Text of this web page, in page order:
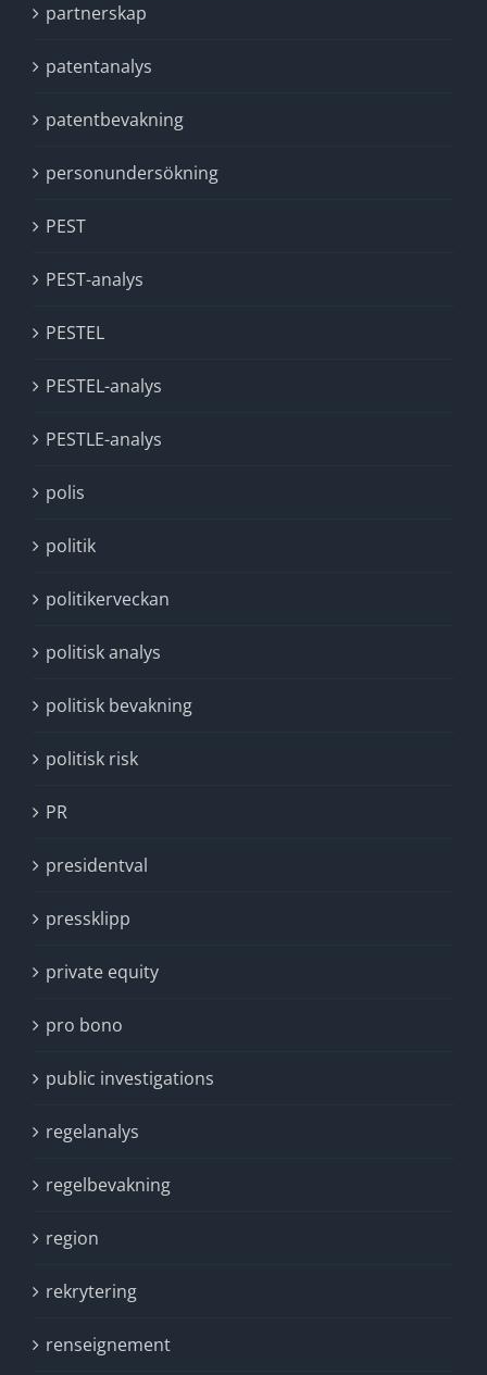
partnerskap
patentanalys
patentbevakning
personundersökning
PEST
PEST-analys
PESTEL
PESTEL-analys
PESTLE-analys
polis
politik
politikerveckan
politisk analys
politisk bevakning
politisk risk
PR
presidentval
pressklipp
private equity
pro bono
public investigations
regelanalys
regelbevakning
region
rekrytering
renseignement